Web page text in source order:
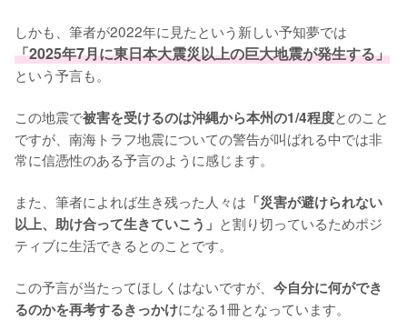
しかも、筆者が2022年に見たという新しい予知夢では
「2025年7月に東日本大震災以上の巨大地震が発生する」
という予言も。
この地震で被害を受けるのは沖縄から本州の1/4程度とのこと
ですが、南海トラフ地震についての警告が叫ばれる中では非
常に信憑性のある予言のように感じます。
また、筆者によれば生き残った人々は 「災害が避けられない
以上、助け合って生きていこう」 と割り切っているためポジ
ティブに生活できるとのことです。
この予言が当たってほしくはないですが、 今自分に何ができ
るのかを再考するきっかけになる1冊となっています。